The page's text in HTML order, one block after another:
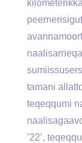
tamani
teqeqqumi
’22’,